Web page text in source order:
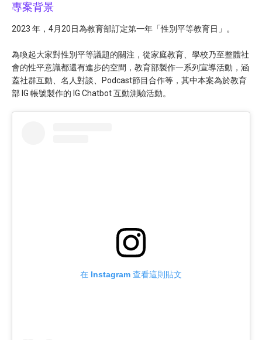
專案背景
2023 年，4月20日為教育部訂定第一年「性別平等教育日」。
為喚起大家對性別平等議題的關注，從家庭教育、學校乃至整體社
會的性平意識都還有進步的空間，教育部製作一系列宣導活動，涵
蓋社群互動、名人對談、Podcast節目合作等，其中本案為於教育
部 IG 帳號製作的 IG Chatbot 互動測驗活動。
在 Instagram 查看這則貼文